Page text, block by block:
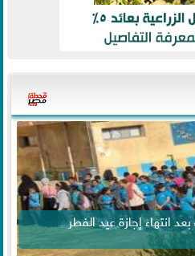
انتهاء إجازة عيد الفطر